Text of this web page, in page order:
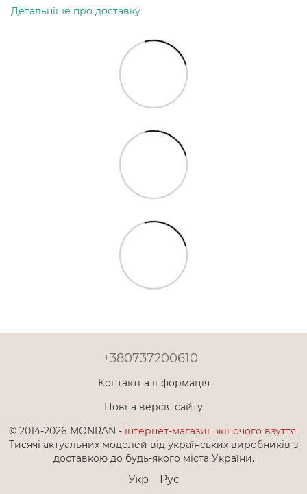
Детальніше про доставку
+380737200610
Контактна інформація
Повна версія сайту
© 2014-2026 MONRAN - інтернет-магазин жіночого взуття.
Тисячі актуальних моделей від українських виробників з
доставкою до будь-якого міста України.
Укр Рус